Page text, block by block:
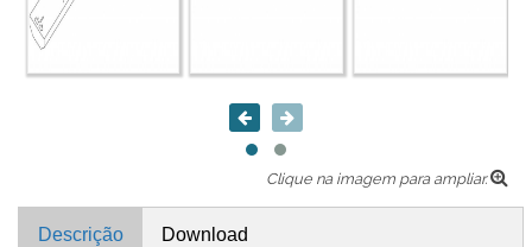
Clique na imagem para ampliar.
Descrição Download